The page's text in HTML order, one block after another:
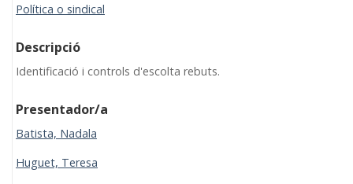
Política o sindical
Descripció
Identificació i controls d'escolta rebuts.
Presentador/a
Batista, Nadala
Huguet, Teresa